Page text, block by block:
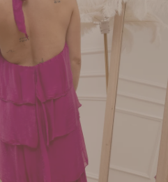
modalità modale